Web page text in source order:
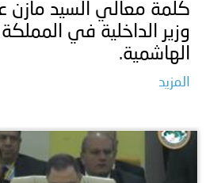
كلمة معالي السيد مازن
وزير الداخلية في المملكة
الهاشمية.
المزيد